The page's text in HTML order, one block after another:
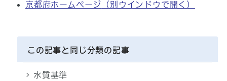
京都府ホームページ （別ウインドウで開く）
この記事と同じ分類の記事
水質基準